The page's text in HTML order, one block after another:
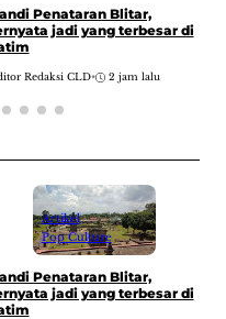
Penataran Blitar,
jadi yang terbesar di
Redaksi CLD• 2 jam lalu
Artikel
Pop Culture
Penataran Blitar,
jadi yang terbesar di